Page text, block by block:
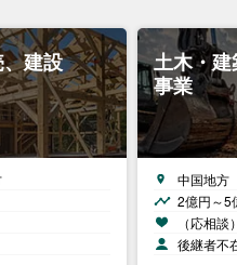
建設
土木・
事業
中国地方
2億円～5
（応相談）
後継者不